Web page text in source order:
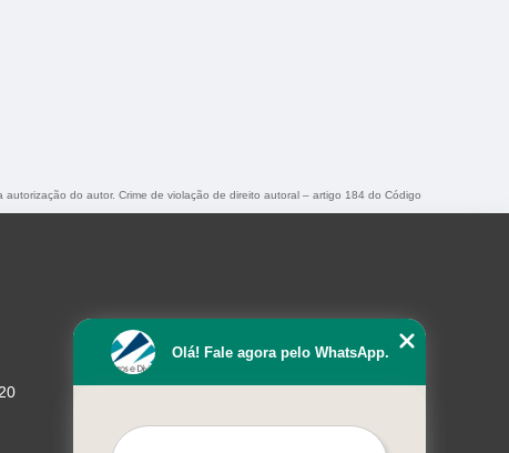
do autor. Crime de violação de direito autoral – artigo 184 do Código
Olá! Fale agora pelo WhatsApp.